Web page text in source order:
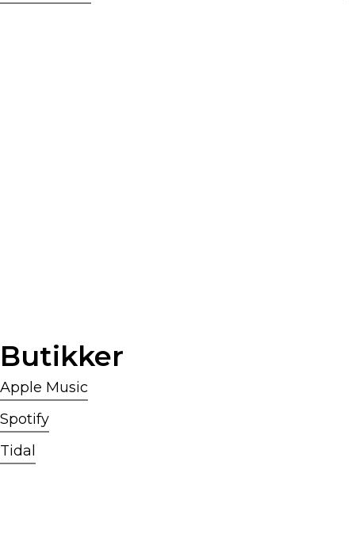
Ref:
Butikker
Apple Music
Spotify
Tidal